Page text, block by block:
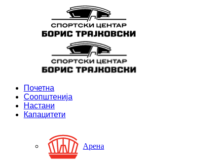
Почетна
Соопштенија
Настани
Капацитети
Арена